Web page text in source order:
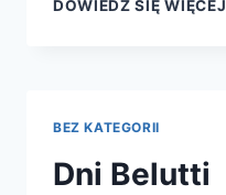
DOWIEDZ SIĘ WIĘCEJ
BEZ KATEGORII
Dni Belutti